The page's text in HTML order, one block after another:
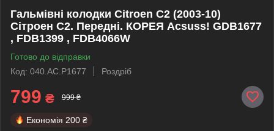
Гальмівні колодки Citroen C2 (2003-10)
Сітроен С2. Передні. КОРЕЯ Acsuss! GDB1677
, FDB1399 , FDB4066W
Готово до відправки
Код: 040.AC.P1677
Роздріб
799 ₴ 999 ₴
Економія 200 ₴